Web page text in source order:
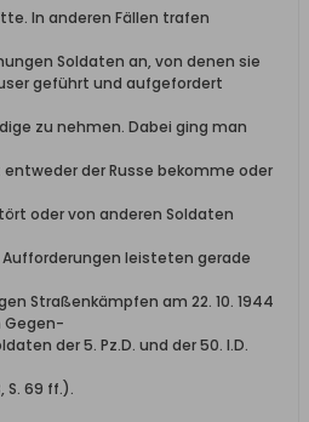
In anderen Fällen trafen
Soldaten an, von denen sie
geführt und aufgefordert
zu nehmen. Dabei ging man
der Russe bekomme oder
oder von anderen Soldaten
leisteten gerade
Straßenkämpfen am 22. 10. 1944
Gegen-
der 5. Pz.D. und der 50. I.D.
S. 69 ff.).